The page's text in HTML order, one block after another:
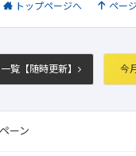
トップページへ ペー
覧【随時更新】 今
ーン